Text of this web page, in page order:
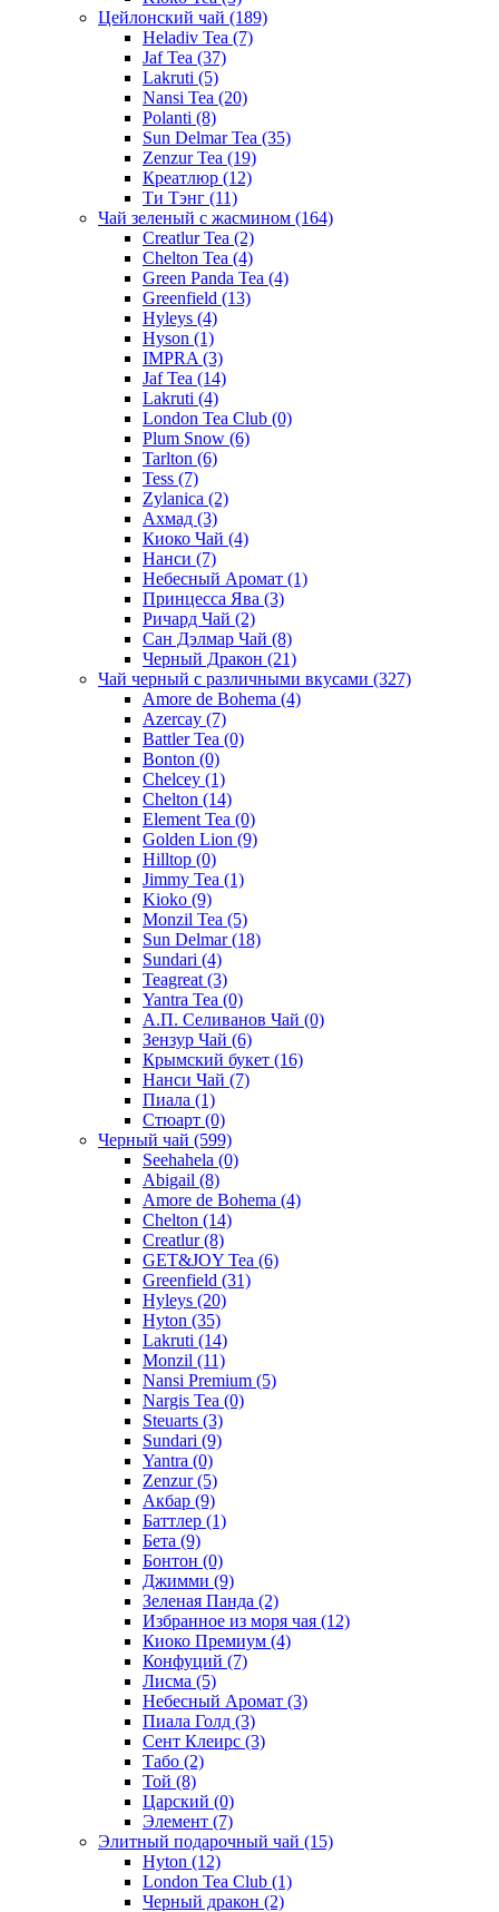
Цейлонский чай (189)
Heladiv Tea (7)
Jaf Tea (37)
Lakruti (5)
Nansi Tea (20)
Polanti (8)
Sun Delmar Tea (35)
Zenzur Tea (19)
Креатлюр (12)
Ти Тэнг (11)
Чай зеленый с жасмином (164)
Creatlur Tea (2)
Chelton Tea (4)
Green Panda Tea (4)
Greenfield (13)
Hyleys (4)
Hyson (1)
IMPRA (3)
Jaf Tea (14)
Lakruti (4)
London Tea Club (0)
Plum Snow (6)
Tarlton (6)
Tess (7)
Zylanica (2)
Ахмад (3)
Киоко Чай (4)
Нанси (7)
Небесный Аромат (1)
Принцесса Ява (3)
Ричард Чай (2)
Сан Дэлмар Чай (8)
Черный Дракон (21)
Чай черный с различными вкусами (327)
Amore de Bohema (4)
Azercay (7)
Battler Tea (0)
Bonton (0)
Chelcey (1)
Chelton (14)
Element Tea (0)
Golden Lion (9)
Hilltop (0)
Jimmy Tea (1)
Kioko (9)
Monzil Tea (5)
Sun Delmar(18)
Sundari (4)
Teagreat (3)
Yantra Tea (0)
А.П. Селиванов Чай (0)
Зензур Чай (6)
Крымский букет (16)
Нанси Чай (7)
Пиала (1)
Стюарт (0)
Черный чай (599)
Seehahela (0)
Abigail (8)
Amore de Bohema (4)
Chelton (14)
Creatlur(8)
GET&JOY Tea (6)
Greenfield (31)
Hyleys (20)
Hyton (35)
Lakruti (14)
Monzil (11)
Nansi Premium (5)
Nargis Tea (0)
Steuarts (3)
Sundari (9)
Yantra (0)
Zenzur(5)
Акбар (9)
Баттлер (1)
Бета (9)
Бонтон (0)
Джимми (9)
Зеленая Панда (2)
Избранное из моря чая (12)
Киоко Премиум (4)
Конфуций (7)
Лисма (5)
Небесный Аромат (3)
Пиала Голд (3)
Сент Клеирс (3)
Табо (2)
Той (8)
Царский (0)
Элемент (7)
Элитный подарочный чай (15)
Hyton (12)
London Tea Club (1)
Черный дракон (2)